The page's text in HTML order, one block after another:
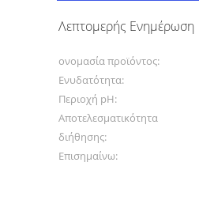
Λεπτομερής Ενημέρωση
ονομασία προϊόντος:
Ενυδατότητα:
Περιοχή pH:
Αποτελεσματικότητα
διήθησης:
Επισημαίνω: